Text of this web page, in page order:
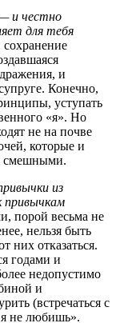
и честно
для тебя
и
Конечно,
уступать
«я». Но
не на почве
которые и
смешными.
из
привычкам
порой весьма не
нельзя быть
них отказаться.
годами и
недопустимо
и
(встре­чаться с
не любишь».